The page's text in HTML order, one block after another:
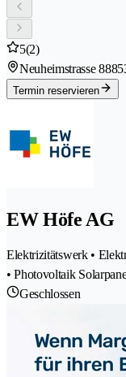
5(2)
Neuheimstrasse 8
Termin reservieren
EW Höfe AG
Elektrizitätswerk •
• Photovoltaik
Geschlossen